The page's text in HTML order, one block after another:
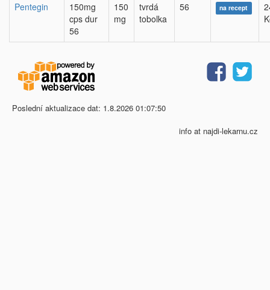
Pentegin
150mg
cps dur
56
150
mg
tvrdá
tobolka
56 na recept
Poslední aktualizace dat: 1.8.2026 01:07:50
info at najdi-lekarnu.cz